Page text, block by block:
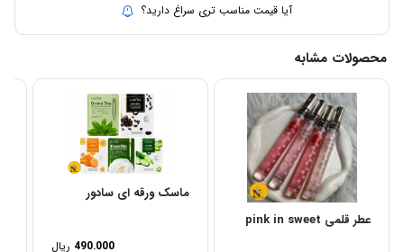
آیا قیمت مناسب تری سراغ دارید؟
محصولات مشابه
عطر قلمی pink in sweet
ماسک ورقه ای سادور
490.000 ریال